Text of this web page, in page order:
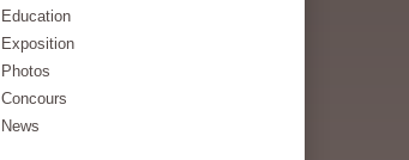
Education
Exposition
Photos
Concours
News